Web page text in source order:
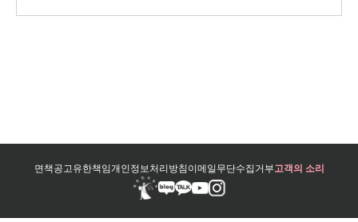
면책공고유한책임개인정보처리방침이메일무단수집거부고객의 소리